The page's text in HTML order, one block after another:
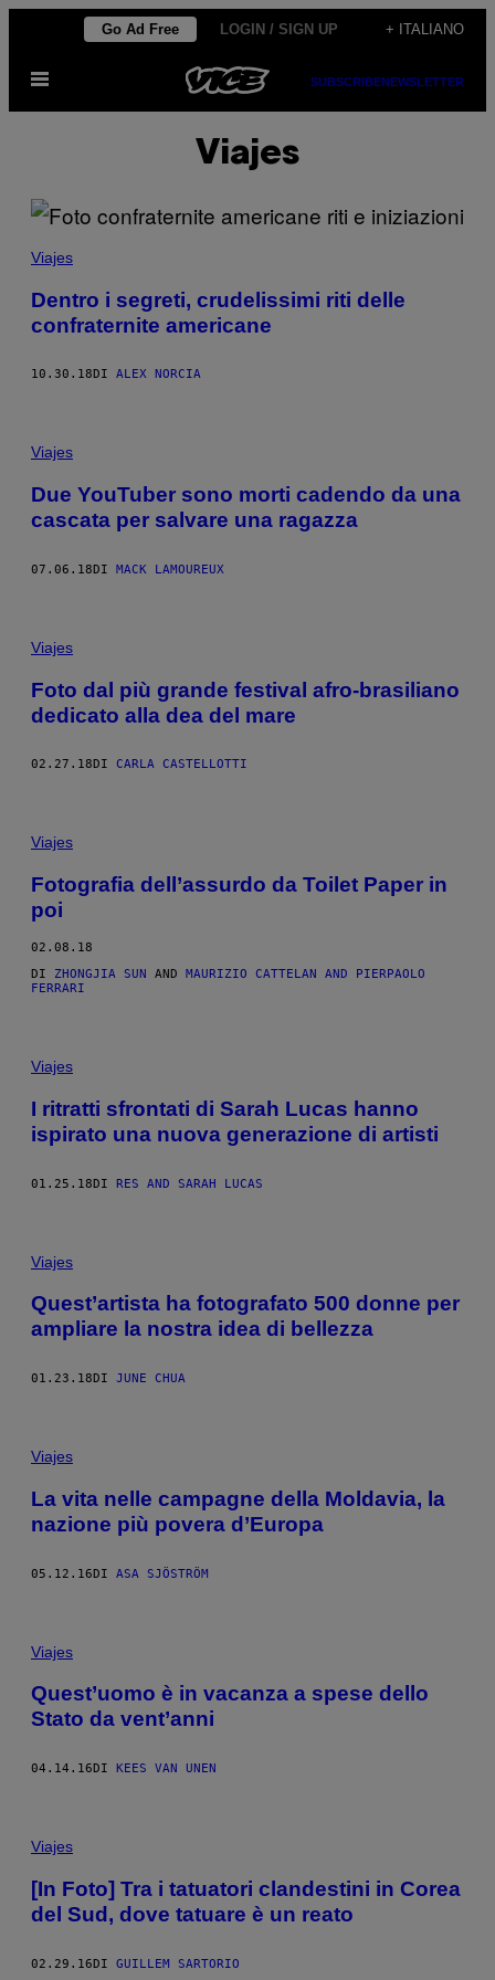
contenuto
Go Ad Free LOGIN / SIGN UP + ITALIANO
Apri
menu
SUBSCRIBENEWSLETTER
Viajes
Viajes
Dentro i segreti, crudelissimi riti delle
confraternite americane
10.30.18 DI ALEX NORCIA
Viajes
Due YouTuber sono morti cadendo da una
cascata per salvare una ragazza
07.06.18DI MACK LAMOUREUX
Viajes
Foto dal più grande festival afro-brasiliano
dedicato alla dea del mare
02.27.18 DI CARLA CASTELLOTTI
Viajes
Fotografia dell’assurdo da Toilet Paper in
poi
02.08.18
DI ZHONGJIA SUN AND MAURIZIO CATTELAN AND PIERPAOLO
FERRARI
Viajes
I ritratti sfrontati di Sarah Lucas hanno
ispirato una nuova generazione di artisti
01.25.18DI RES AND SARAH LUCAS
Viajes
Quest’artista ha fotografato 500 donne per
ampliare la nostra idea di bellezza
01.23.18 DI JUNE CHUA
Viajes
La vita nelle campagne della Moldavia, la
nazione più povera d’Europa
05.12.16DI ASA SJÖSTRÖM
Viajes
Quest’uomo è in vacanza a spese dello
Stato da vent’anni
04.14.16 DI KEES VAN UNEN
Viajes
[In Foto] Tra i tatuatori clandestini in Corea
del Sud, dove tatuare è un reato
02.29.16DI GUILLEM SARTORIO